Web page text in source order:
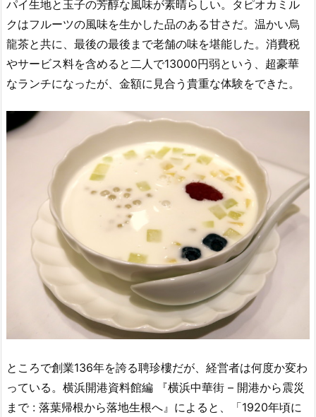
パイ生地と玉子の芳醇な風味が素晴らしい。タピオカミル
クはフルーツの風味を生かした品のある甘さだ。温かい烏
龍茶と共に、最後の最後まで老舗の味を堪能した。消費税
やサービス料を含めると二人で13000円弱という、超豪華
なランチになったが、金額に見合う貴重な体験をできた。
ところで創業136年を誇る聘珍樓だが、経営者は何度か変わ
っている。横浜開港資料館編 『横浜中華街 – 開港から震災
まで : 落葉帰根から落地生根へ』によると、「1920年頃に